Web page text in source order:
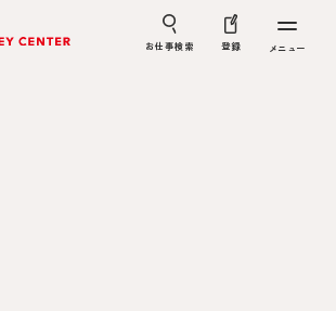
お仕事検索 登録